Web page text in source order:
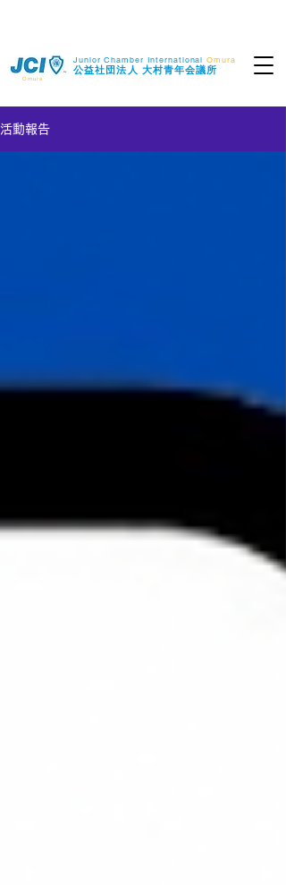
Junior Chamber International Omura
​公益社団法人 大村青年会議所
Omura
活動報告